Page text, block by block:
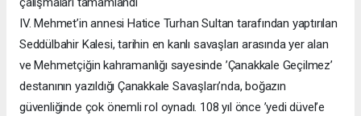
IV. Mehmet’in annesi Hatice Turhan Sultan tarafından yaptırılan
Seddülbahir Kalesi, tarihin en kanlı savaşları arasında yer alan
ve Mehmetçiğin kahramanlığı sayesinde ’Çanakkale Geçilmez’
destanının yazıldığı Çanakkale Savaşları’nda, boğazın
güvenliğinde çok önemli rol oynadı. 108 yıl önce ’yedi düvel’e